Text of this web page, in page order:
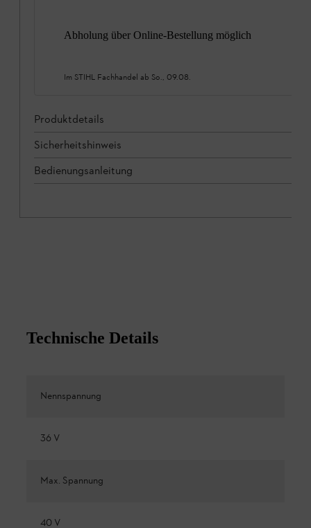
Abholung über Online-Bestellung möglich
Im STIHL Fachhandel ab So., 09.08.
Produktdetails
Sicherheitshinweis
Bedienungsanleitung
Technische Details
Nennspannung
36 V
Max. Spannung
40 V